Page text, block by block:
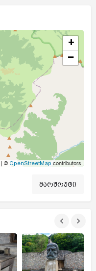
+
−
| © OpenStreetMap contributors
მარშრუტი